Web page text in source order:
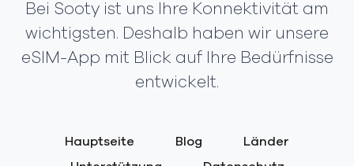
Bei Sooty ist uns Ihre Konnektivität am
wichtigsten. Deshalb haben wir unsere
eSIM-App mit Blick auf Ihre Bedürfnisse
entwickelt.
Hauptseite Blog
Länder